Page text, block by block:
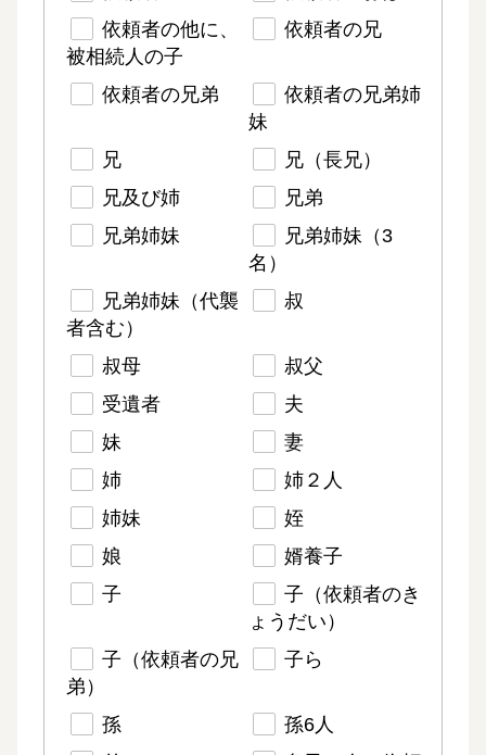
依頼者の他に、
被相続人の子
依頼者の兄
依頼者の兄弟
依頼者の兄弟姉
妹
兄
兄（長兄）
兄及び姉
兄弟
兄弟姉妹
兄弟姉妹（3
名）
兄弟姉妹（代襲
者含む）
叔
叔母
叔父
受遺者
夫
妹
妻
姉
姉２人
姉妹
姪
娘
婿養子
子
子（依頼者のき
ょうだい）
子（依頼者の兄
弟）
子ら
孫
孫6人